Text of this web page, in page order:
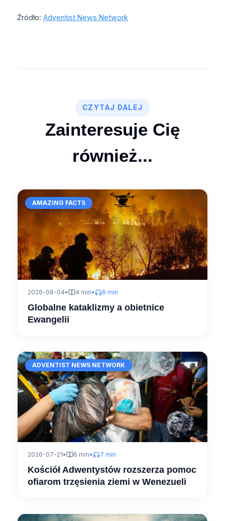
Źródło: Adventist News Network
CZYTAJ DALEJ
Zainteresuje Cię
również...
AMAZING FACTS
2026-08-04• 4 min• 6 min
Globalne kataklizmy a obietnice
Ewangelii
ADVENTIST NEWS NETWORK
2026-07-21• 6 min• 7 min
Kościół Adwentystów rozszerza pomoc
ofiarom trzęsienia ziemi w Wenezueli